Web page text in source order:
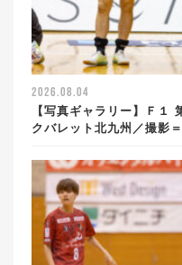
2026.08.04
【写真ギャラリー】Ｆ
クバレット北九州／撮影